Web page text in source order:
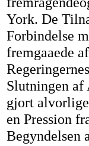
York. De
Forbindelse
fremgaaede
Slutningen af
gjort
en Pression
Begyndelsen